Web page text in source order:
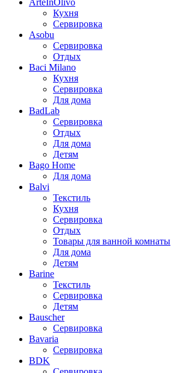
ArteInOlivo
Кухня
Сервировка
Asobu
Сервировка
Отдых
Baci Milano
Кухня
Сервировка
Для дома
BadLab
Сервировка
Отдых
Для дома
Детям
Bago Home
Для дома
Balvi
Текстиль
Кухня
Сервировка
Отдых
Товары для ванной комнаты
Для дома
Детям
Barine
Текстиль
Сервировка
Детям
Bauscher
Сервировка
Bavaria
Сервировка
BDK